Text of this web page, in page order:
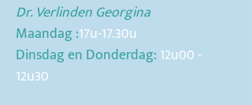
Dr. Verlinden Georgina
Maandag :17u-17.30u
Dinsdag en Donderdag: 12u00 -
12u30